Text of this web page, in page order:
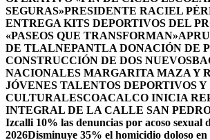
SEGURAS»PRESIDENTE RACIEL
ENTREGA KITS DEPORTIVOS DEL
«PASEOS QUE TRANSFORMAN»
DE TLALNEPANTLA DONACIÓN DE
CONSTRUCCIÓN DE DOS
NACIONALES MARGARITA MAZA Y
JÓVENES TALENTOS DEPORTIVOS Y
CULTURALESCOACALCO INICIA
INTEGRAL DE LA CALLE SAN
Izcalli 10% las denuncias por acoso sexual
2026Disminuye 35% el homicidio doloso